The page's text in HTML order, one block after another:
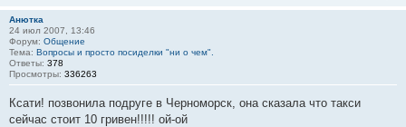
Анютка
24 июл 2007, 13:46
Форум: Общение
Тема: Вопросы и просто посиделки "ни о чем".
Ответы: 378
Просмотры: 336263
Ксати! позвонила подруге в Черноморск, она сказала что такси
сейчас стоит 10 гривен!!!!! ой-ой